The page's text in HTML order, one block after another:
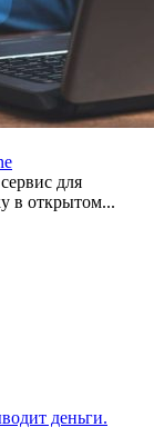
для
в открытом...
деньги.